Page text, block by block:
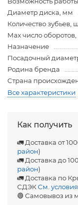
Диаметр диска, мм
Количество зубьев,
Мах число
Назначение
Посадочный
Родина бренда
Страна
Все характеристики
Как получить
🚛 Доставка от
район)
🚛 Доставка до
район)
🚛 Доставка по
СДЭКСм. условия
🟢 Самовывоз из